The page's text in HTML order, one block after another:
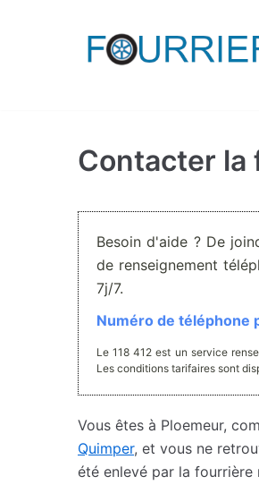
Contacter la
Besoin d'aide ? De
de renseignement
7j/7.
Numéro de téléphone
Le 118 412 est un service
Les conditions tarifaires sont
Vous êtes à Ploemeur,
Quimper, et vous ne
été enlevé par la